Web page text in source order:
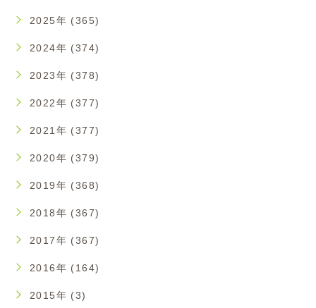
2025年 (365)
2024年 (374)
2023年 (378)
2022年 (377)
2021年 (377)
2020年 (379)
2019年 (368)
2018年 (367)
2017年 (367)
2016年 (164)
2015年 (3)